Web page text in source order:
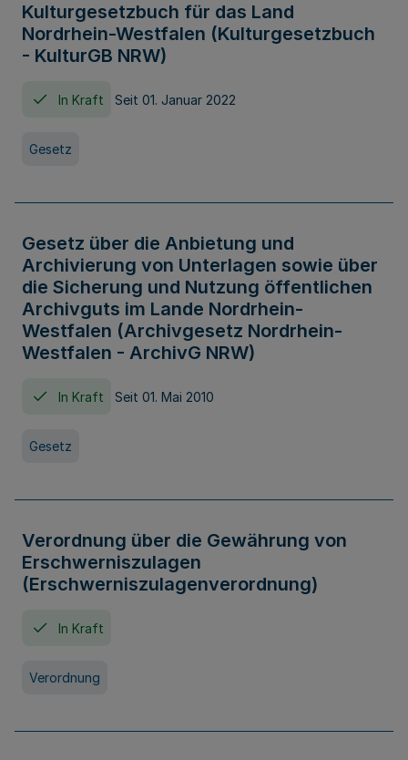
Kulturgesetzbuch für das Land
Nordrhein-Westfalen (Kulturgesetzbuch
- KulturGB NRW)
In Kraft Seit 01. Januar 2022
Gesetz
Gesetz über die Anbietung und
Archivierung von Unterlagen sowie über
die Sicherung und Nutzung öffentlichen
Archivguts im Lande Nordrhein-
Westfalen (Archivgesetz Nordrhein-
Westfalen - ArchivG NRW)
In Kraft Seit 01. Mai 2010
Gesetz
Verordnung über die Gewährung von
Erschwerniszulagen
(Erschwerniszulagenverordnung)
In Kraft
Verordnung